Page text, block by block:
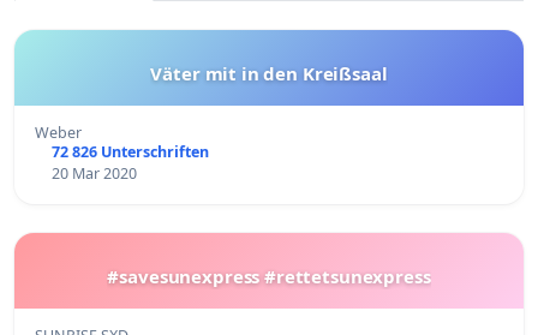
Väter mit in den Kreißsaal
Weber
72 826 Unterschriften
20 Mar 2020
#savesunexpress #rettetsunexpress